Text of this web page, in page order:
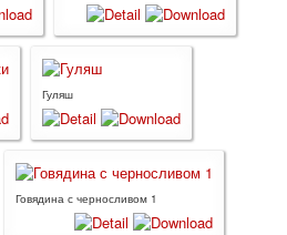
Гуляш
Говядина с черносливом 1